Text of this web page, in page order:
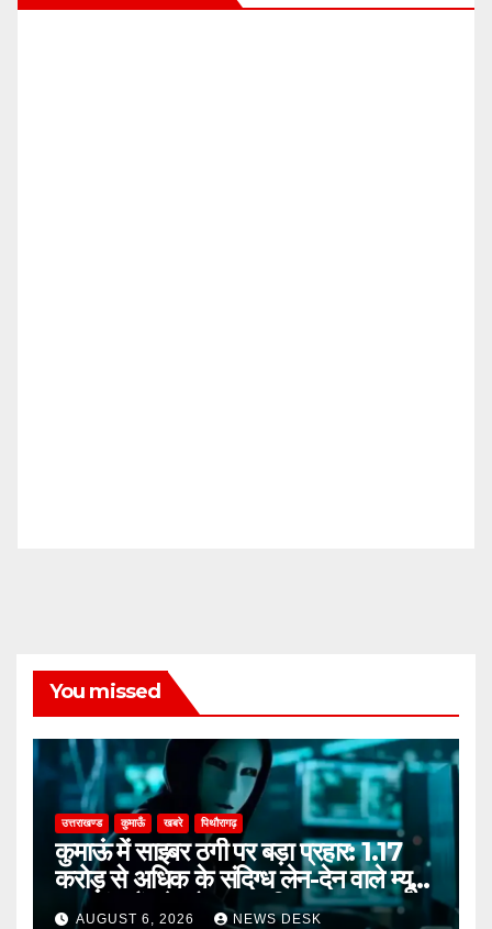
You missed
उत्तराखण्ड कुमाऊँ खबरे पिथौरागढ़
कुमाऊं में साइबर ठगी पर बड़ा प्रहार: 1.17
करोड़ से अधिक के संदिग्ध लेन-देन वाले म्यूल
अकाउंट गैंग के दो सदस्य गिरफ्तार
AUGUST 6, 2026 NEWS DESK